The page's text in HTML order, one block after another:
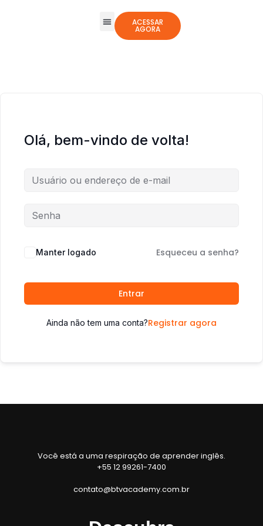
ACESSAR
AGORA
Olá, bem-vindo de volta!
Manter logado Esqueceu a senha?
Entrar
Ainda não tem uma conta?Registrar agora
Você está a uma respiração de aprender inglês.
+55 12 99261-7400
contato@btvacademy.com.br